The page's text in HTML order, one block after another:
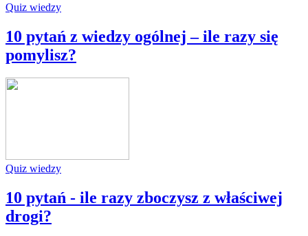
Quiz wiedzy
10 pytań z wiedzy ogólnej – ile razy się
pomylisz?
Quiz wiedzy
10 pytań - ile razy zboczysz z właściwej
drogi?